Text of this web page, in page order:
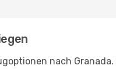
nach Granada.